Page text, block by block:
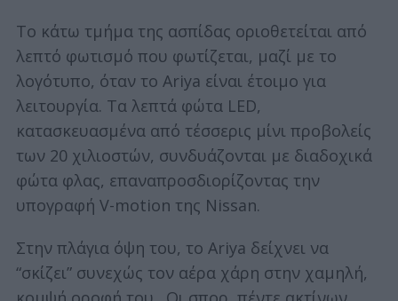
Το κάτω τμήμα της ασπίδας οριοθετείται από
λεπτό φωτισμό που φωτίζεται, μαζί με το
λογότυπο, όταν το Ariya είναι έτοιμο για
λειτουργία. Τα λεπτά φώτα LED,
κατασκευασμένα από τέσσερις μίνι προβολείς
των 20 χιλιοστών, συνδυάζονται με διαδοχικά
φώτα φλας, επαναπροσδιορίζοντας την
υπογραφή V-motion της Nissan.
Στην πλάγια όψη του, το Ariya δείχνει να
“σκίζει” συνεχώς τον αέρα χάρη στην χαμηλή,